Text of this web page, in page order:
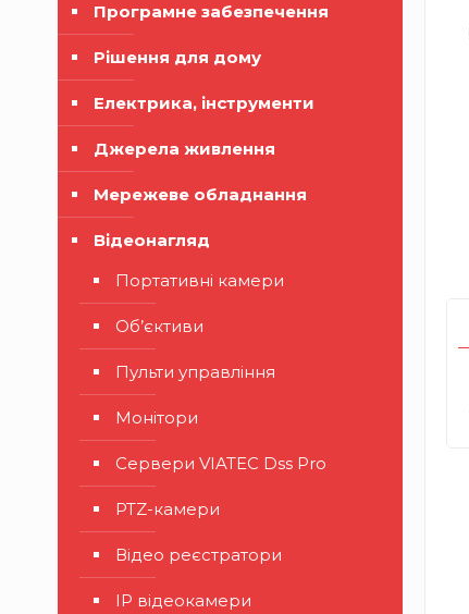
Програмне забезпечення
Рішення для дому
Електрика, інструменти
Джерела живлення
Мережеве обладнання
Відеонагляд
Портативні камери
Об’єктиви
Пульти управління
Монітори
Сервери VIATEC Dss Pro
PTZ-камери
Відео реєстратори
IP відеокамери